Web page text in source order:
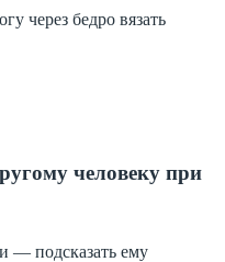
через бедро вязать
человеку при
— подсказать ему